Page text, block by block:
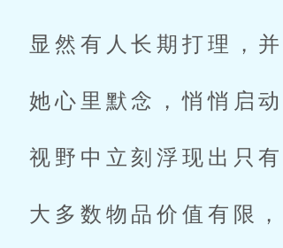
显然有人长期打理，
她心里默念，悄悄启
视野中立刻浮现出只
大多数物品价值有限